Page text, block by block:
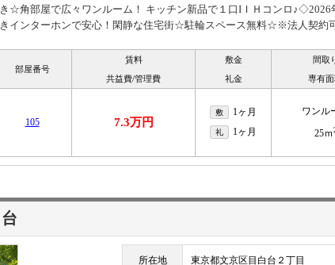
☆角部屋で広々ワンルーム！ キッチン新品で１口IＩＨコンロ♪◇2026
インターホンで安心！閑静な住宅街☆駐輪スペース無料☆※法人契約
部屋番号
賃料
共益費/管理費
敷金
礼金
間取
専有
105 7.3万円
敷 1ヶ月
礼 1ヶ月
ワンル
25ｍ
所在地 東京都文京区目白台２丁目